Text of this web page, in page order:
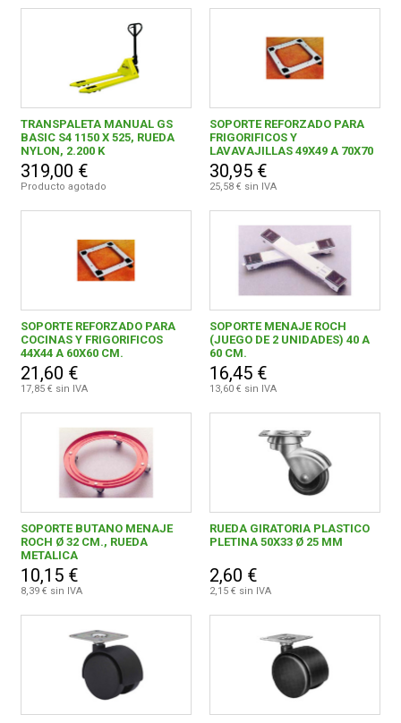
TRANSPALETA MANUAL GS
BASIC S4 1150 X 525, RUEDA
NYLON, 2.200 K
319,00 €
Producto agotado
SOPORTE REFORZADO PARA
FRIGORIFICOS Y
LAVAVAJILLAS 49X49 A 70X70
CM.
30,95 €
25,58 € sin IVA
SOPORTE REFORZADO PARA
COCINAS Y FRIGORIFICOS
44X44 A 60X60 CM.
21,60 €
17,85 € sin IVA
SOPORTE MENAJE ROCH
(JUEGO DE 2 UNIDADES) 40 A
60 CM.
16,45 €
13,60 € sin IVA
SOPORTE BUTANO MENAJE
ROCH Ø 32 CM., RUEDA
METALICA
10,15 €
8,39 € sin IVA
RUEDA GIRATORIA PLASTICO
PLETINA 50X33 Ø 25 MM
2,60 €
2,15 € sin IVA